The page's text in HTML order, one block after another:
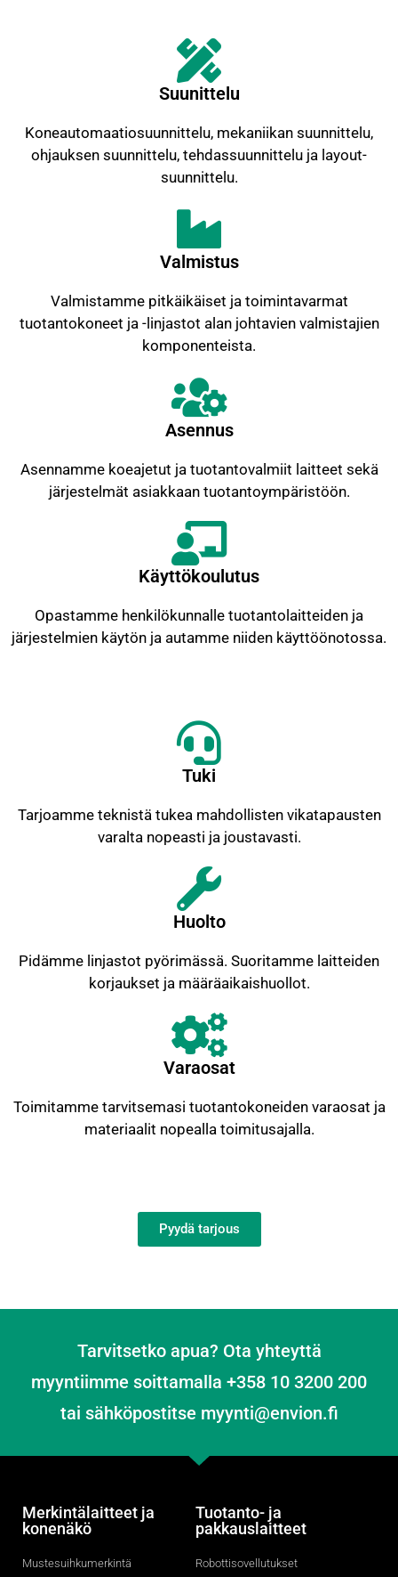
Suunittelu
Koneautomaatiosuunnittelu, mekaniikan suunnittelu,
ohjauksen suunnittelu, tehdassuunnittelu ja layout-
suunnittelu.
Valmistus
Valmistamme pitkäikäiset ja toimintavarmat
tuotantokoneet ja -linjastot alan johtavien valmistajien
komponenteista.
Asennus
Asennamme koeajetut ja tuotantovalmiit laitteet sekä
järjestelmät asiakkaan tuotantoympäristöön.
Käyttökoulutus
Opastamme henkilökunnalle tuotantolaitteiden ja
järjestelmien käytön ja autamme niiden käyttöönotossa.
Tuki
Tarjoamme teknistä tukea mahdollisten vikatapausten
varalta nopeasti ja joustavasti.
Huolto
Pidämme linjastot pyörimässä. Suoritamme laitteiden
korjaukset ja määräaikaishuollot.
Varaosat
Toimitamme tarvitsemasi tuotantokoneiden varaosat ja
materiaalit nopealla toimitusajalla.
Pyydä tarjous
Tarvitsetko apua? Ota yhteyttä
myyntiimme soittamalla +358 10 3200 200
tai sähköpostitse myynti@envion.fi
Merkintälaitteet ja
konenäkö
Mustesuihkumerkintä
Tuotanto- ja
pakkauslaitteet
Robottisovellutukset